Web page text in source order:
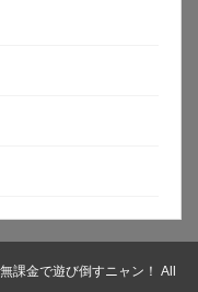
課金で遊び倒すニャン！ All